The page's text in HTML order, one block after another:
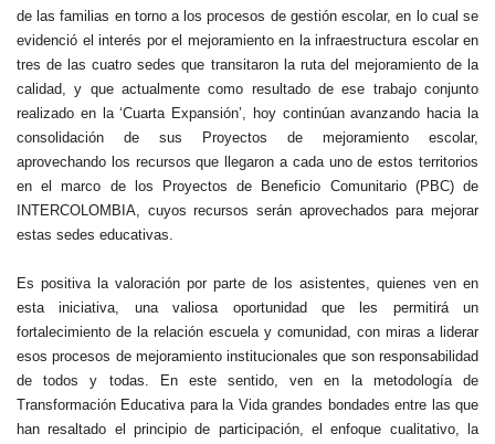
de las familias en torno a los procesos de gestión escolar, en lo cual se
evidenció el interés por el mejoramiento en la infraestructura escolar en
tres de las cuatro sedes que transitaron la ruta del mejoramiento de la
calidad, y que actualmente como resultado de ese trabajo conjunto
realizado en la ‘Cuarta Expansión’, hoy continúan avanzando hacia la
consolidación de sus Proyectos de mejoramiento escolar,
aprovechando los recursos que llegaron a cada uno de estos territorios
en el marco de los Proyectos de Beneficio Comunitario (PBC) de
INTERCOLOMBIA, cuyos recursos serán aprovechados para mejorar
estas sedes educativas.
Es positiva la valoración por parte de los asistentes, quienes ven en
esta iniciativa, una valiosa oportunidad que les permitirá un
fortalecimiento de la relación escuela y comunidad, con miras a liderar
esos procesos de mejoramiento institucionales que son responsabilidad
de todos y todas. En este sentido, ven en la metodología de
Transformación Educativa para la Vida grandes bondades entre las que
han resaltado el principio de participación, el enfoque cualitativo, la